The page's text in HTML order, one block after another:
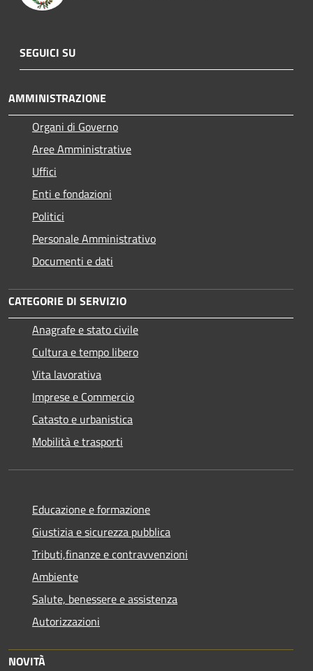
SEGUICI SU
AMMINISTRAZIONE
Organi di Governo
Aree Amministrative
Uffici
Enti e fondazioni
Politici
Personale Amministrativo
Documenti e dati
CATEGORIE DI SERVIZIO
Anagrafe e stato civile
Cultura e tempo libero
Vita lavorativa
Imprese e Commercio
Catasto e urbanistica
Mobilità e trasporti
Educazione e formazione
Giustizia e sicurezza pubblica
Tributi,finanze e contravvenzioni
Ambiente
Salute, benessere e assistenza
Autorizzazioni
NOVITÀ